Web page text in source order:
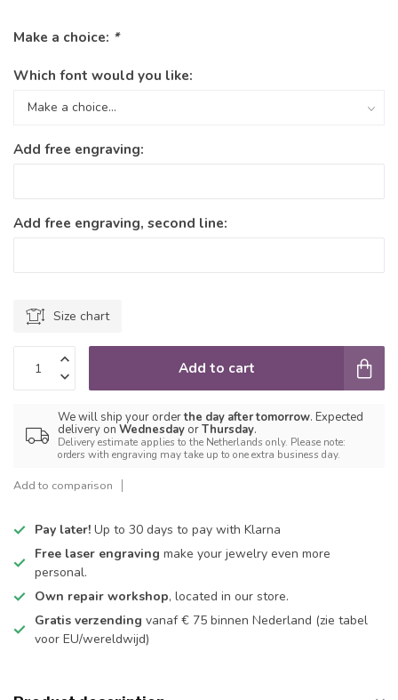
Make a choice: *
Which font would you like:
Add free engraving:
Add free engraving, second line:
Size chart
Add to cart
We will ship your orderthe day after tomorrow. Expected
delivery on Wednesday orThursday.
Delivery estimate applies to the Netherlands only. Please note:
orders with engraving may take up to one extra business day.
Add to comparison
Pay later! Up to 30 days to pay with Klarna
Free laser engraving make your jewelry even more
personal.
Own repair workshop, located in our store.
Gratis verzending vanaf € 75 binnen Nederland (zie tabel
voor EU/wereldwijd)